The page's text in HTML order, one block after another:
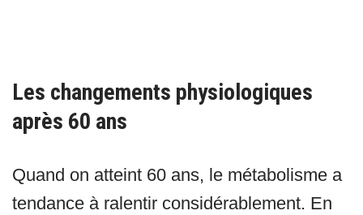
Les changements physiologiques
après 60 ans
Quand on atteint 60 ans, le métabolisme a
tendance à ralentir considérablement. En